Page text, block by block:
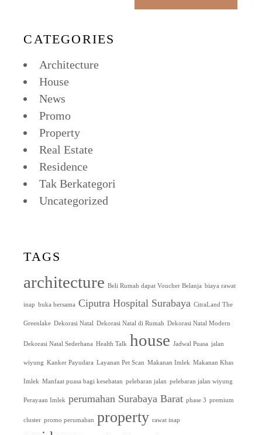
CATEGORIES
Architecture
House
News
Promo
Property
Real Estate
Residence
Tak Berkategori
Uncategorized
TAGS
architecture Beli Rumah dapat Voucher Belanja biaya rawat
inap buka bersama Ciputra Hospital Surabaya CitraLand The
Greenlake Dekorasi Natal Dekorasi Natal di Rumah Dekorasi Natal Modern
Dekorasi Natal Sederhana Health Talk house Jadwal Puasa jalan
wiyung Kanker Payudara Layanan Pet Scan Makanan Imlek Makanan Khas
Imlek Manfaat puasa bagi kesehatan pelebaran jalan pelebaran jalan wiyung
Perayaan Imlek perumahan Surabaya Barat phase 3 premium
cluster promo perumahan property rawat inap